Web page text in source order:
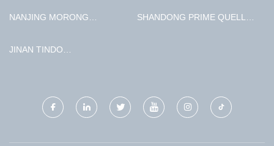
NANJING MORONG
CO., LTD.
SHANDONG PRIME QUELLE
JINAN TINDO